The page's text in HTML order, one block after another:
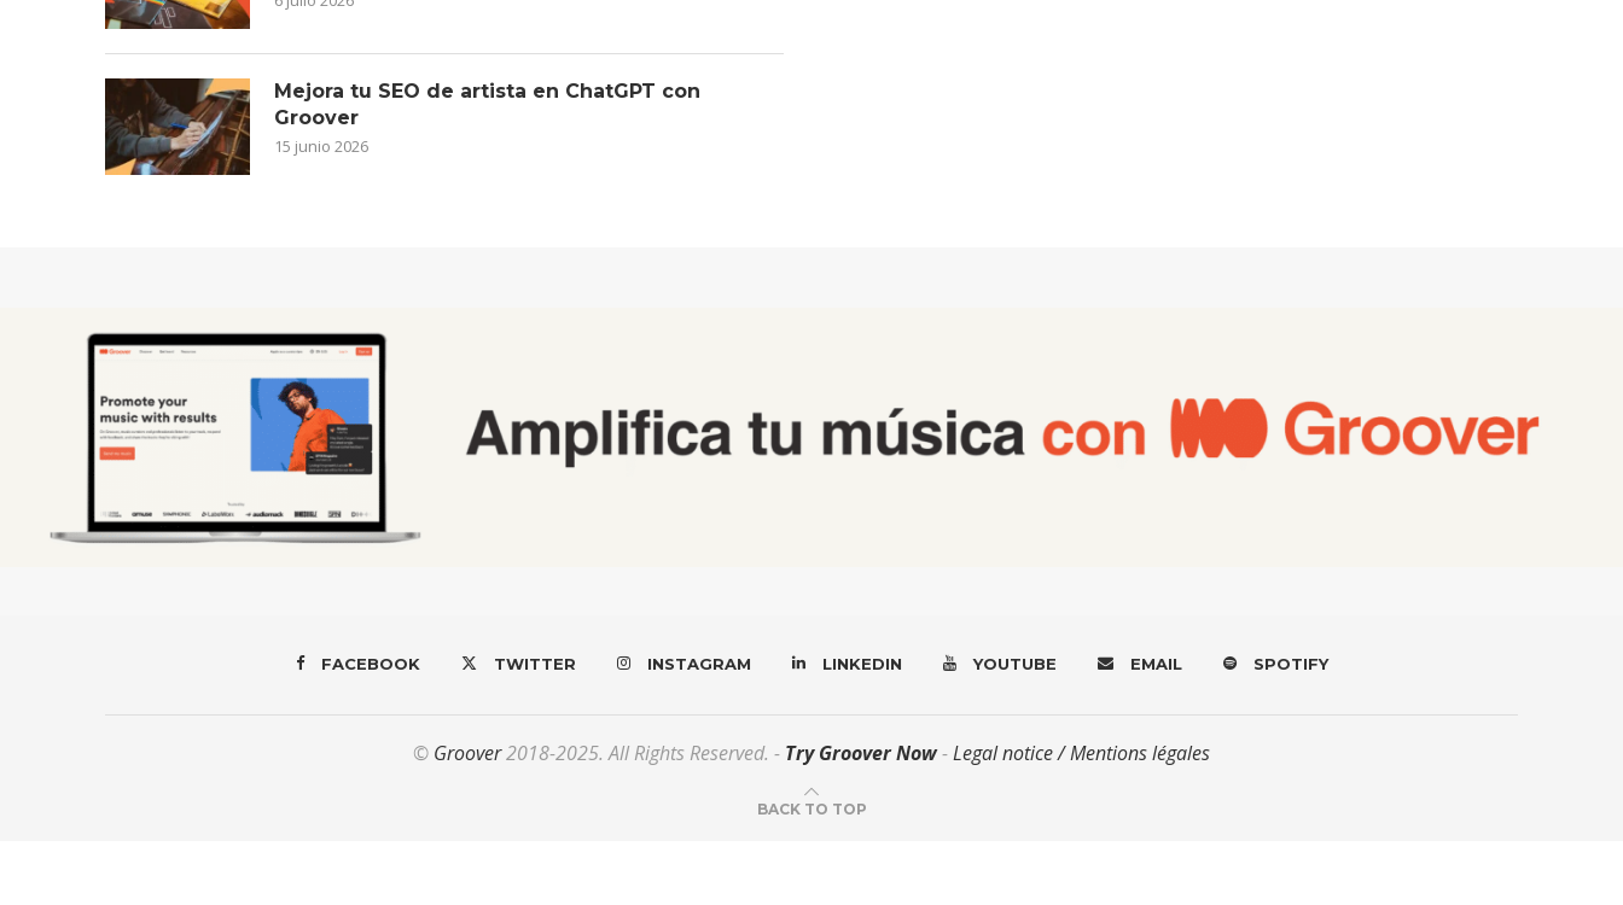
Mejora tu SEO de artista en ChatGPT con
Groover
15 junio 2026
FACEBOOK TWITTER INSTAGRAM LINKEDIN YOUTUBE EMAIL SPOTIFY
© Groover2018-2025. All Rights Reserved. - Try Groover Now-Legal notice / Mentions légales
BACK TO TOP